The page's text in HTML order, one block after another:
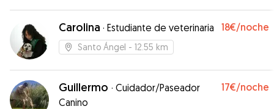
cariñosa con los animales, miércoles estaba con
gastroenteritis y estuvo muy atenta,
medicándola y cuidándola en todo momento,
dándole sus paseos e informándome de todo.
a ser mi cuidadora de confianza, no he podido
encontrar a nadie mejor. Muchas gracias Nazaret
❤️.”
Carolina · Estudiante de veterinaria 18€/noche
Santo Ángel - 12.55 km
Guillermo · Cuidador/Paseador
Canino
17€/noche